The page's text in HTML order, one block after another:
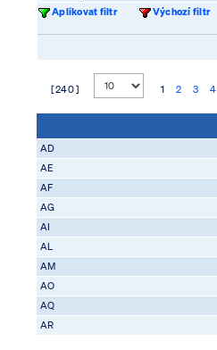
Aplikovat filtr
Výchozí filtr
[ 240 ] 1 2 3 4
AD
AE
AF
AG
AI
AL
AM
AO
AQ
AR